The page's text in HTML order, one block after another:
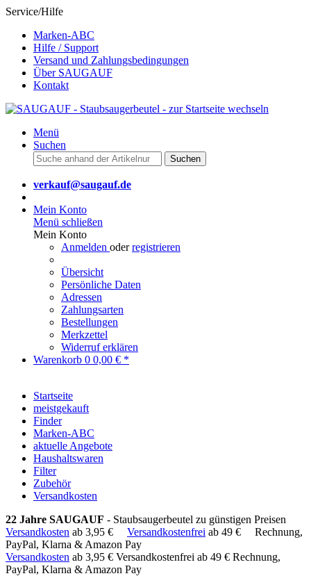
Service/Hilfe
Marken-ABC
Hilfe / Support
Versand und Zahlungsbedingungen
Über SAUGAUF
Kontakt
Menü
Suchen
Suchen
verkauf@saugauf.de
Mein Konto
Menü schließen
Mein Konto
Anmelden oderregistrieren
Übersicht
Persönliche Daten
Adressen
Zahlungsarten
Bestellungen
Merkzettel
Widerruf erklären
Warenkorb 0 0,00 € *
Startseite
meistgekauft
Finder
Marken-ABC
aktuelle Angebote
Haushaltswaren
Filter
Zubehör
Versandkosten
22 Jahre SAUGAUF - Staubsaugerbeutel zu günstigen Preisen
Versandkosten ab 3,95 € Versandkostenfrei ab 49 €
Rechnung,
PayPal, Klarna & Amazon Pay
Versandkosten ab 3,95 € Versandkostenfrei ab 49 € Rechnung,
PayPal, Klarna & Amazon Pay